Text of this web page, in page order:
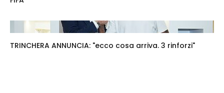
TRINCHERA ANNUNCIA: "ecco cosa arriva. 3 rinforzi"